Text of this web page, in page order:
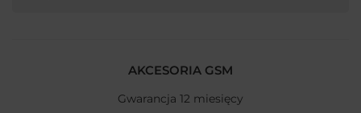
AKCESORIA GSM
Gwarancja 12 miesięcy